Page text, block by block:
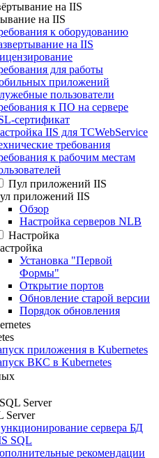
на IIS
на IIS
к оборудованию
на IIS
для работы
приложений
пользователи
к ПО на сервере
сертификат
IIS для TCWebService
требования
к рабочим местам
Пул приложений IIS
приложений IIS
Обзор
Настройка серверов NLB
Настройка
Установка "Первой
Формы"
Открытие портов
Обновление старой версии
Порядок обновления
приложения в Kubernetes
ВКС в Kubernetes
Server
Server
сервера БД
SQL
рекомендации